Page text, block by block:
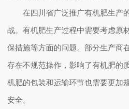
在四川省广泛推广有机肥生产
战。有机肥生产过程中需要考虑原
保措施等方面的问题。部分生产商
存在不规范操作，影响了有机肥的
机肥的包装和运输环节也需要更加
安全。